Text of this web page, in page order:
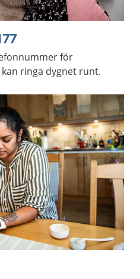
för
ringa dygnet runt.